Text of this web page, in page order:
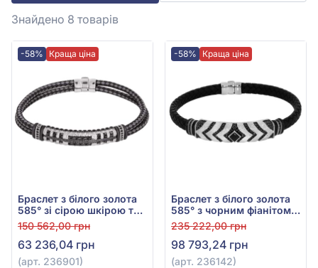
Знайдено 8 товарів
-58% Краща ціна
Браслет з білого золота
585° зі сірою шкірою та
чорним фіанітом, арт.
236901
150 562,00 грн
63 236,04 грн
(арт. 236901)
-58% Краща ціна
Браслет з білого золота
585° з чорним фіанітом/
куб.цирконієм та
чорною шкірою, арт.
236142
235 222,00 грн
98 793,24 грн
(арт. 236142)